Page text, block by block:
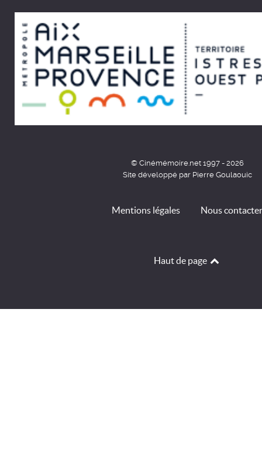
© Cinémémoire.net 1997 - 2026
Site développé par Pierre Goulaouic
Mentions légales Nous contacter
Haut de page